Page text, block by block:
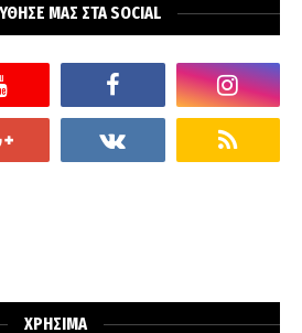
ΜΑΣ ΣΤΑ SOCIAL
ΧΡΗΣΙΜΑ